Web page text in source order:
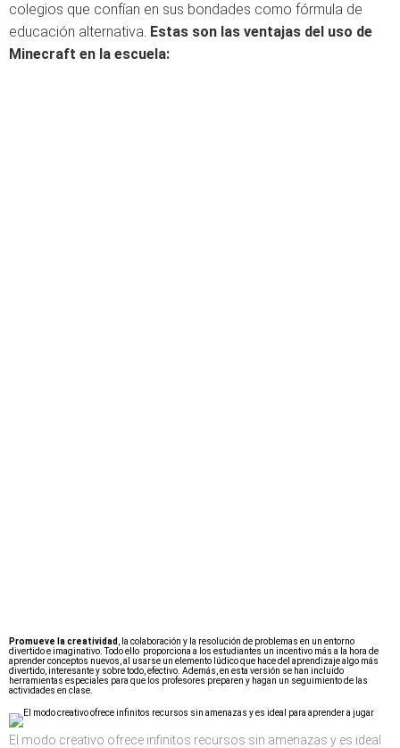
colegios que confían en sus bondades como fórmula de
educación alternativa. Estas son las ventajas del uso de
Minecraft en la escuela:
Promueve la creatividad
, la colaboración y la resolución de problemas en un entorno
divertido e imaginativo. Todo ello proporciona a los estudiantes un incentivo más a la hora de
aprender conceptos nuevos, al usarse un elemento lúdico que hace del aprendizaje algo más
divertido, interesante y sobre todo, efectivo. Además, en esta versión se han incluido
herramientas especiales para que los profesores preparen y hagan un seguimiento de las
actividades en clase.
El modo creativo ofrece infinitos recursos sin amenazas y es ideal